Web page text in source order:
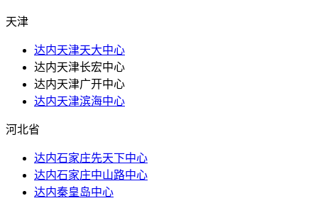
天津
达内天津天大中心
达内天津长宏中心
达内天津广开中心
达内天津滨海中心
河北省
达内石家庄先天下中心
达内石家庄中山路中心
达内秦皇岛中心